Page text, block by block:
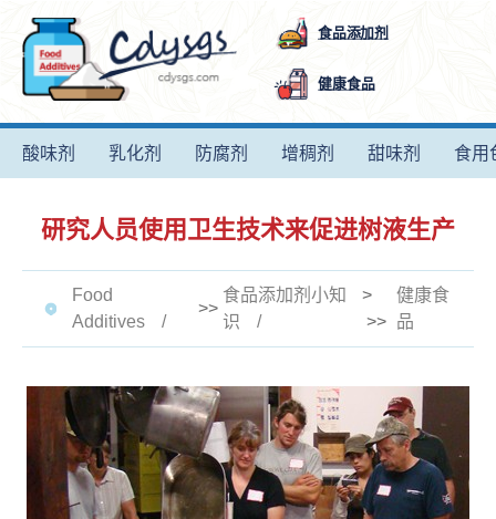
食品添加剂
健康食品
酸味剂 乳化剂 防腐剂 增稠剂 甜味剂 食用
研究人员使用卫生技术来促进树液生产
Food
Additives
>>
食品添加剂小知
识
>
>>
健康食
品